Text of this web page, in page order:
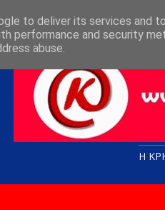
Η
to deliver its services and
performance and security
abuse.